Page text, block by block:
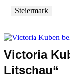
Steiermark
Victoria
Litschau“